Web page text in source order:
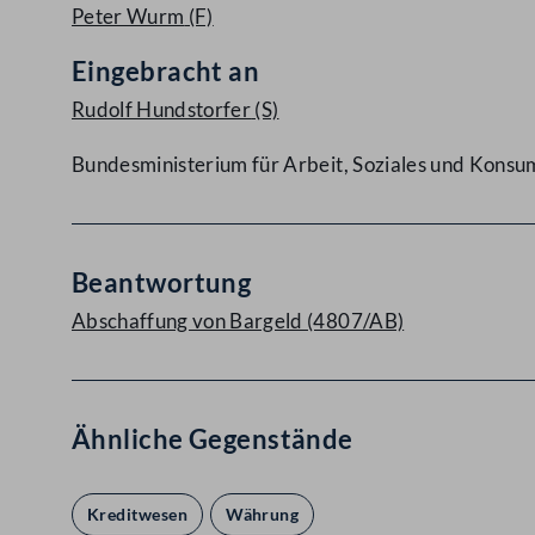
Peter Wurm (F)
Eingebracht an
Rudolf Hundstorfer(S)
Bundesministerium für Arbeit, Soziales und
Beantwortung
Abschaffung von Bargeld (4807/AB)
Ähnliche Gegenstände
Kreditwesen Währung